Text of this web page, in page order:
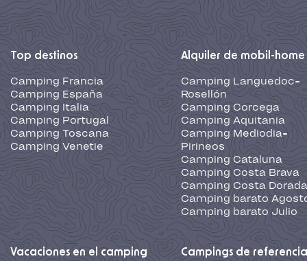
Top destinos
Camping Francia
Camping España
Camping Italia
Camping Portugal
Camping Toscana
Camping Venetie
Alquiler de mobil-home
Camping Languedoc-
Rosellón
Camping Corcega
Camping Aquitania
Camping Mediodia-
Pirineos
Camping Cataluna
Camping Costa Brava
Camping Costa Dorada
Camping barato
Camping barato Julio
Vacaciones en el camping Campings de referencia